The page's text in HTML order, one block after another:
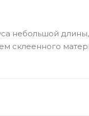
небольшой длины,